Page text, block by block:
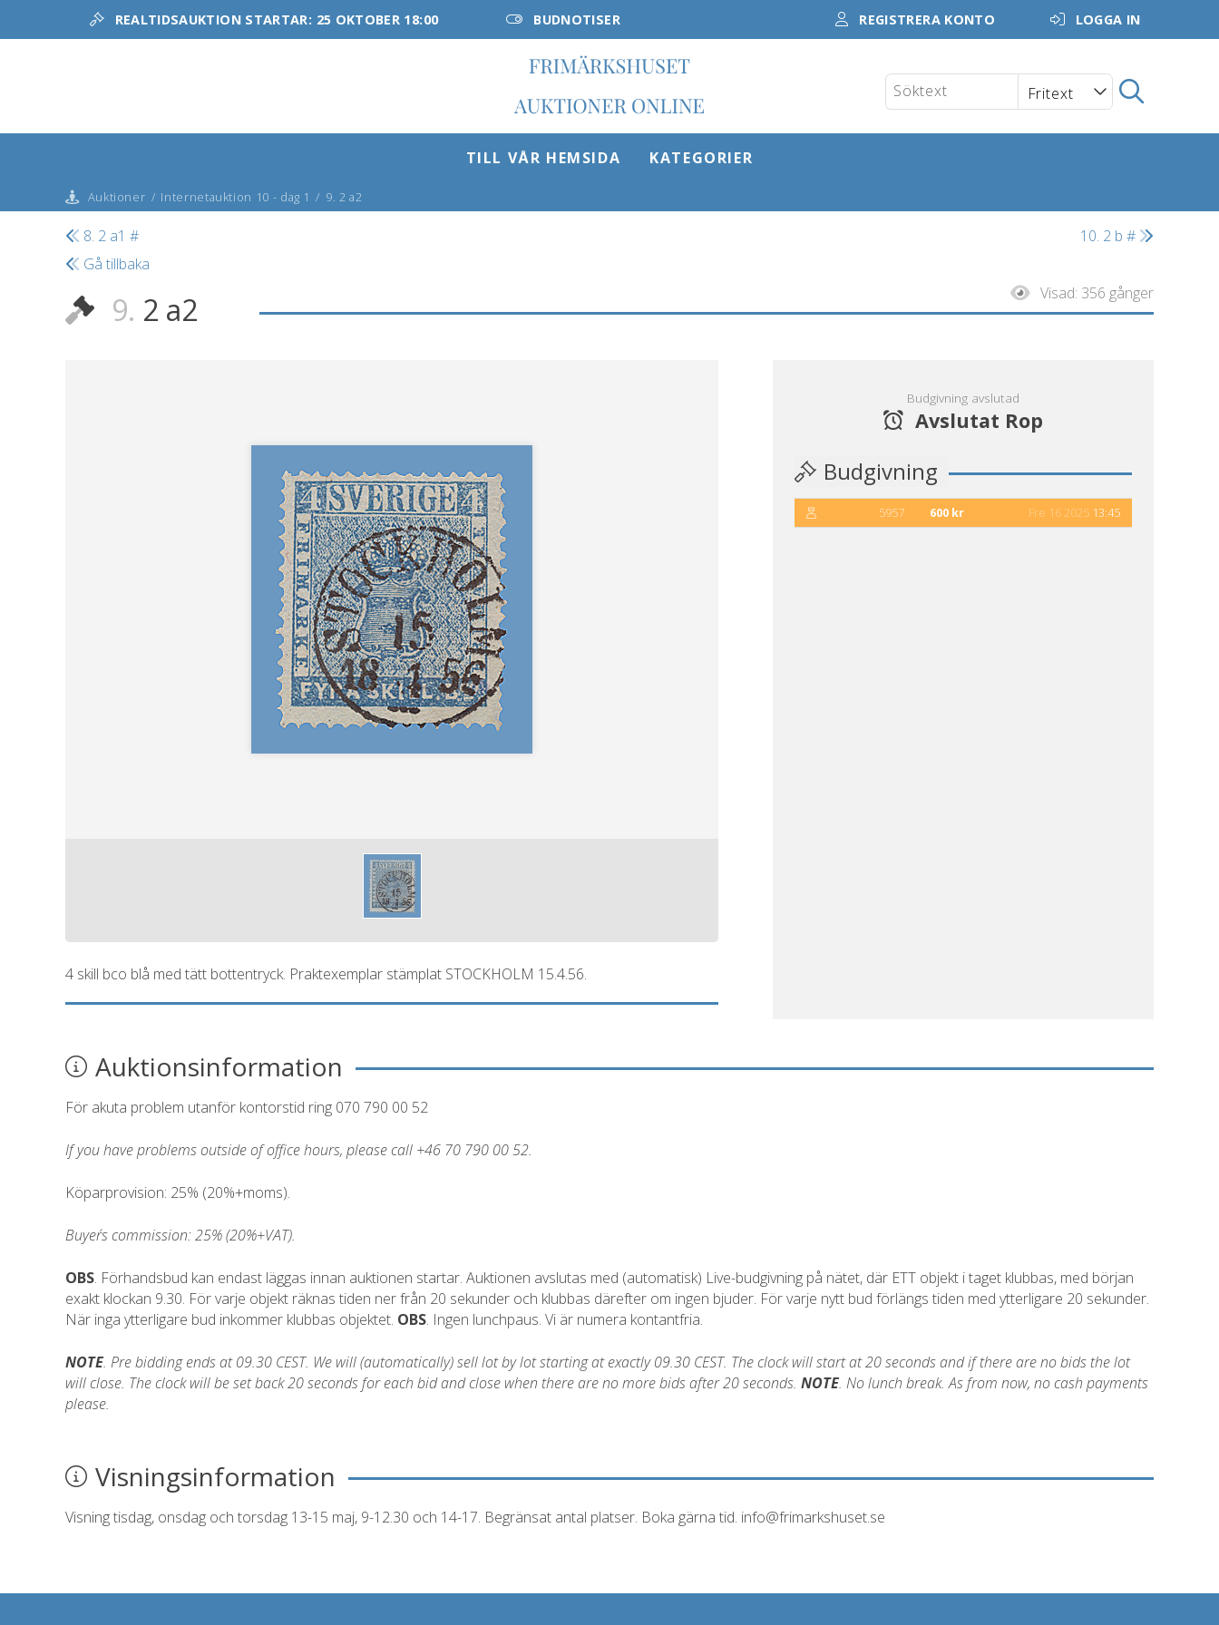
REALTIDSAUKTION STARTAR: 25 OKTOBER 18:00 BUDNOTISER REGISTRERA KONTO LOGGA IN
TILL VÅR HEMSIDA KATEGORIER
Auktioner / Internetauktion 10 - dag 1 / 9. 2 a2
8. 2 a1 #
10. 2 b #
Gå tillbaka
Visad: 356 gånger
9. 2 a2
4 skill bco blå med tätt bottentryck. Praktexemplar stämplat STOCKHOLM 15.4.56.
Budgivning avslutad
Avslutat Rop
Budgivning
5957 600 kr Fre 16 2025 13:45
Auktionsinformation
För akuta problem utanför kontorstid ring 070 790 00 52
If you have problems outside of office hours, please call +46 70 790 00 52.
Köparprovision: 25% (20%+moms).
Buyer´s commission: 25% (20%+VAT).
OBS. Förhandsbud kan endast läggas innan auktionen startar. Auktionen avslutas med (automatisk) Live-budgivning på nätet, där ETT objekt i taget klubbas, med början
exakt klockan 9.30. För varje objekt räknas tiden ner från 20 sekunder och klubbas därefter om ingen bjuder. För varje nytt bud förlängs tiden med ytterligare 20 sekunder.
När inga ytterligare bud inkommer klubbas objektet. OBS. Ingen lunchpaus. Vi är numera kontantfria.
NOTE. Pre bidding ends at 09.30 CEST. We will (automatically) sell lot by lot starting at exactly 09.30 CEST. The clock will start at 20 seconds and if there are no bids the lot
will close. The clock will be set back 20 seconds for each bid and close when there are no more bids after 20 seconds. NOTE. No lunch break. As from now, no cash payments
please.
Visningsinformation
Visning tisdag, onsdag och torsdag 13-15 maj, 9-12.30 och 14-17. Begränsat antal platser. Boka gärna tid. info@frimarkshuset.se